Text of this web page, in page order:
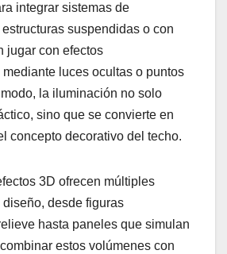
integrar sistemas de
suspendidas o con
jugar con efectos
luces ocultas o puntos
la iluminación no solo
sino que se convierte en
concepto decorativo del techo.
3D ofrecen múltiples
desde figuras
hasta paneles que simulan
estos volúmenes con